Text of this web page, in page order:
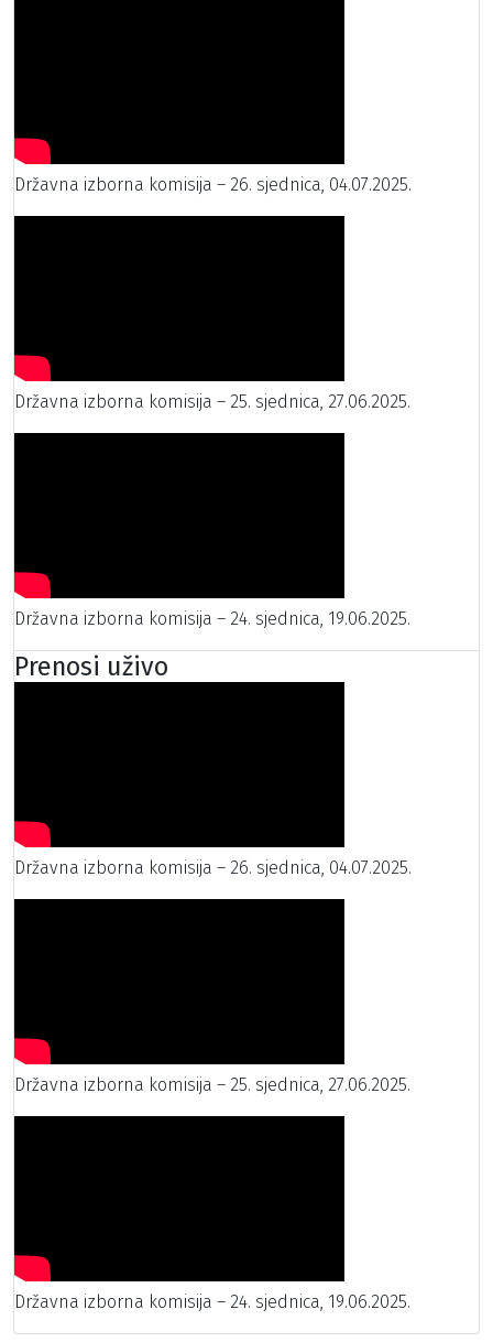
Državna izborna komisija – 26. sjednica, 04.07.2025.
Državna izborna komisija – 25. sjednica, 27.06.2025.
Državna izborna komisija – 24. sjednica, 19.06.2025.
Prenosi uživo
Državna izborna komisija – 26. sjednica, 04.07.2025.
Državna izborna komisija – 25. sjednica, 27.06.2025.
Državna izborna komisija – 24. sjednica, 19.06.2025.